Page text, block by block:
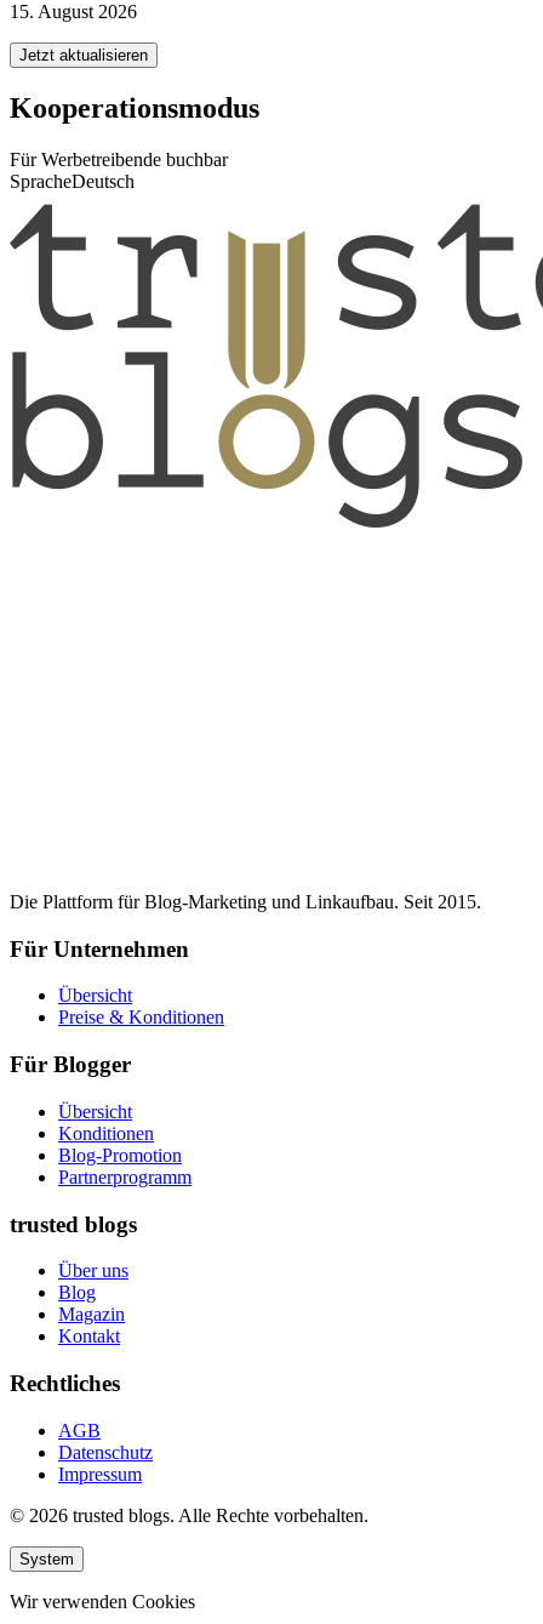
15. August 2026
Jetzt aktualisieren
Kooperationsmodus
Für Werbetreibende buchbar
SpracheDeutsch
Die Plattform für Blog-Marketing und Linkaufbau. Seit 2015.
Für Unternehmen
Übersicht
Preise & Konditionen
Für Blogger
Übersicht
Konditionen
Blog-Promotion
Partnerprogramm
trusted blogs
Über uns
Blog
Magazin
Kontakt
Rechtliches
AGB
Datenschutz
Impressum
© 2026 trusted blogs. Alle Rechte vorbehalten.
System
Wir verwenden Cookies